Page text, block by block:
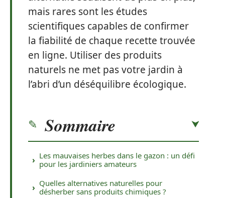
mais rares sont les études
scientifiques capables de confirmer
la fiabilité de chaque recette trouvée
en ligne. Utiliser des produits
naturels ne met pas votre jardin à
l’abri d’un déséquilibre écologique.
Sommaire
Les mauvaises herbes dans le gazon : un défi
pour les jardiniers amateurs
Quelles alternatives naturelles pour
désherber sans produits chimiques ?